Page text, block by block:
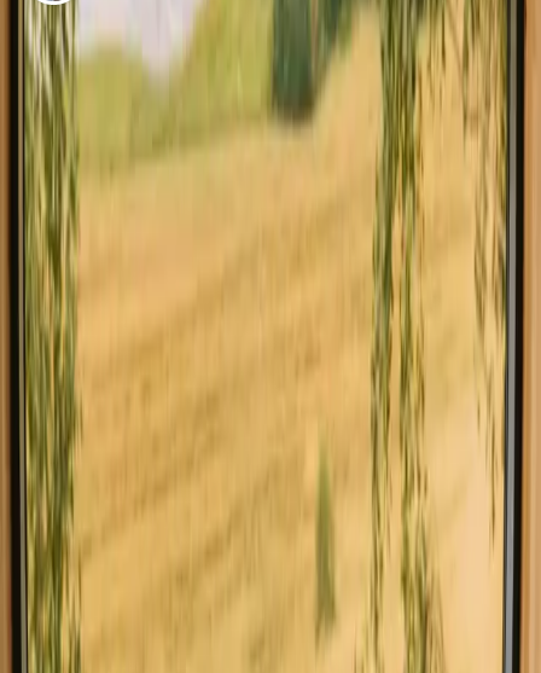
Vores rolige naturophold hos Skovsgaard på
Langeland